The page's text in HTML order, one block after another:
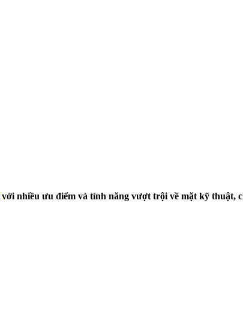
với nhiều ưu điểm và tính năng vượt trội về mặt kỹ thuật,